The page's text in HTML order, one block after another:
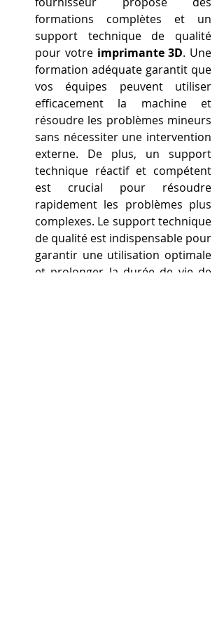
formations complètes et un
support technique de qualité
pour votre imprimante 3D. Une
formation adéquate garantit que
vos équipes peuvent utiliser
efficacement la machine et
résoudre les problèmes mineurs
sans nécessiter une intervention
externe. De plus, un support
technique réactif et compétent
est crucial pour résoudre
rapidement les problèmes plus
complexes. Le support technique
de qualité est indispensable pour
garantir une utilisation optimale
et prolonger la durée de vie de